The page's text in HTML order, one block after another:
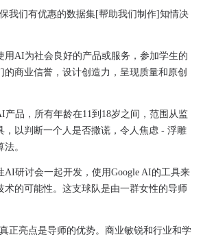
我们有优惠的数据集[帮助我们制作]知情决
用AI为社会良好的产品或服务，参加学生的
的商业信誉，设计创造力，呈现质量和原创
产品，所有年龄在11到18岁之间，范围从监
，以判断一个人是否撒谎，令人焦虑 - 浮雕
。
AI研讨会一起开发，使用Google AI的工具来
术的可能性。这支球队是由一群女性的导师
正亮点是导师的优势。商业敏锐和行业和学